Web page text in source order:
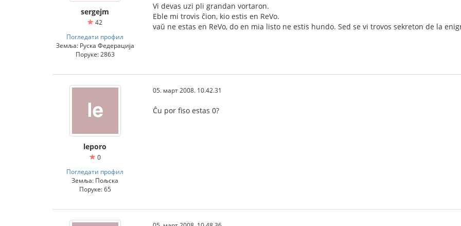
sergejm
42
Погледати профил
Земља: Руска Федерација
Поруке: 2863
Vi devas uzi pli grandan vortaron.
Eble mi trovis ĉion, kio estis en ReVo.
vaŭ ne estas en ReVo, do en mia listo ne estis hundo. Sed se vi trovos sekreton de la
leporo
0
Погледати профил
Земља: Пољска
Поруке: 65
05. март 2008. 10.42.31
Ĉu por fiso estas 0?